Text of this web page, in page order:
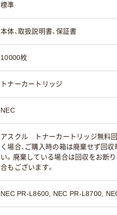
標準
本体、取扱説明書、保証書
10000枚
トナーカートリッジ
NEC
アスクル トナーカートリッジ無料
く場合、ご購入時の箱は廃棄せず回
い。廃棄している場合は回収をお断
合もございます。
NEC PR-L8600, NEC PR-L8700,